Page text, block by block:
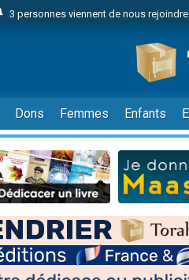
3 personnes viennent de nous
3 personnes viennent de faire un
3 personnes viennent de faire un
2 personnes viennent de nous
13 personnes viennent de demander
30 personnes viennent de faire un
Il reste 49 places pour étudier en
12 nouvelles musiques dans
3 personnes viennent de nous
2 personnes viennent de nous
2 nouvelles musiques dans Torah-
Dons Femmes Enfants